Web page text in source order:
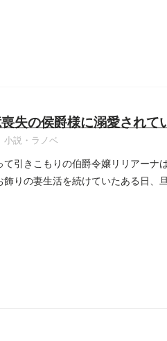
失の侯爵様に溺愛されて
小説・ラノベ
て引きこもりの伯爵令嬢リリアーナ
飾りの妻生活を続けていたある日